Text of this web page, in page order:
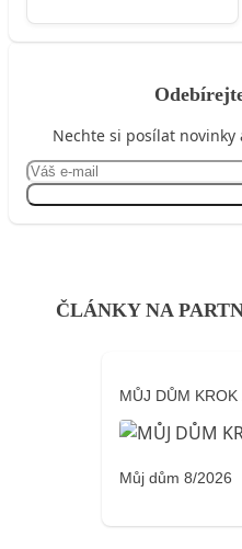
Nechte si posílat
ČLÁNKY NA
MŮJ DŮM KROK
Můj dům 8/2026